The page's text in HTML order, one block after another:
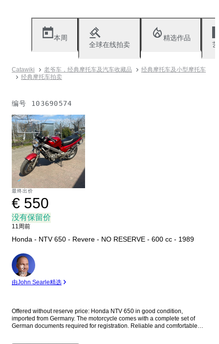
本周
全球在线拍卖
精选作品
Catawiki 老爷车，经典摩托车及汽车收藏品
经典摩托车及小型摩托车
经典摩托车拍卖
编号 103690574
已售出
最终出价
€ 550
没有保留价
11周前
Honda - NTV 650 - Revere - NO RESERVE - 600 cc - 1989
专
家
由John Searle精选
Offered without reserve price: Honda NTV 650 in good condition,
imported from Germany. The motorcycle comes with a complete set of
German documents required for registration. Reliable and comfortable